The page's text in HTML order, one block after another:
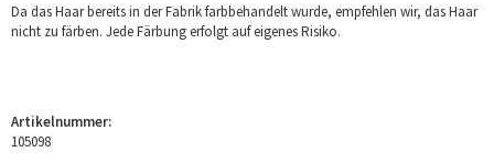
Da das Haar bereits in der Fabrik farbbehandelt wurde, empfehlen wir, das Haar
nicht zu färben. Jede Färbung erfolgt auf eigenes Risiko.
Artikelnummer:
105098